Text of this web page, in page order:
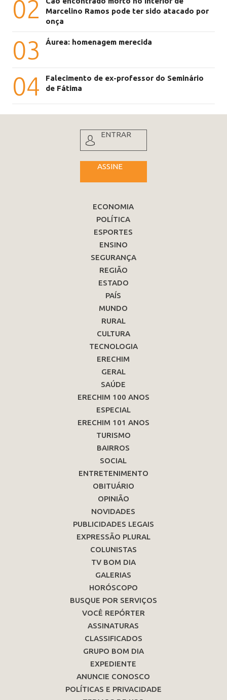
02
Marcelino Ramos pode ter sido atacado por
onça
03 Áurea: homenagem merecida
04
Falecimento de ex-professor do Seminário
de Fátima
ENTRAR
ASSINE
ECONOMIA
POLÍTICA
ESPORTES
ENSINO
SEGURANÇA
REGIÃO
ESTADO
PAÍS
MUNDO
RURAL
CULTURA
TECNOLOGIA
ERECHIM
GERAL
SAÚDE
ERECHIM 100 ANOS
ESPECIAL
ERECHIM 101 ANOS
TURISMO
BAIRROS
SOCIAL
ENTRETENIMENTO
OBITUÁRIO
OPINIÃO
NOVIDADES
PUBLICIDADES LEGAIS
EXPRESSÃO PLURAL
COLUNISTAS
TV BOM DIA
GALERIAS
HORÓSCOPO
BUSQUE POR SERVIÇOS
VOCÊ REPÓRTER
ASSINATURAS
CLASSIFICADOS
GRUPO BOM DIA
EXPEDIENTE
ANUNCIE CONOSCO
POLÍTICAS E PRIVACIDADE